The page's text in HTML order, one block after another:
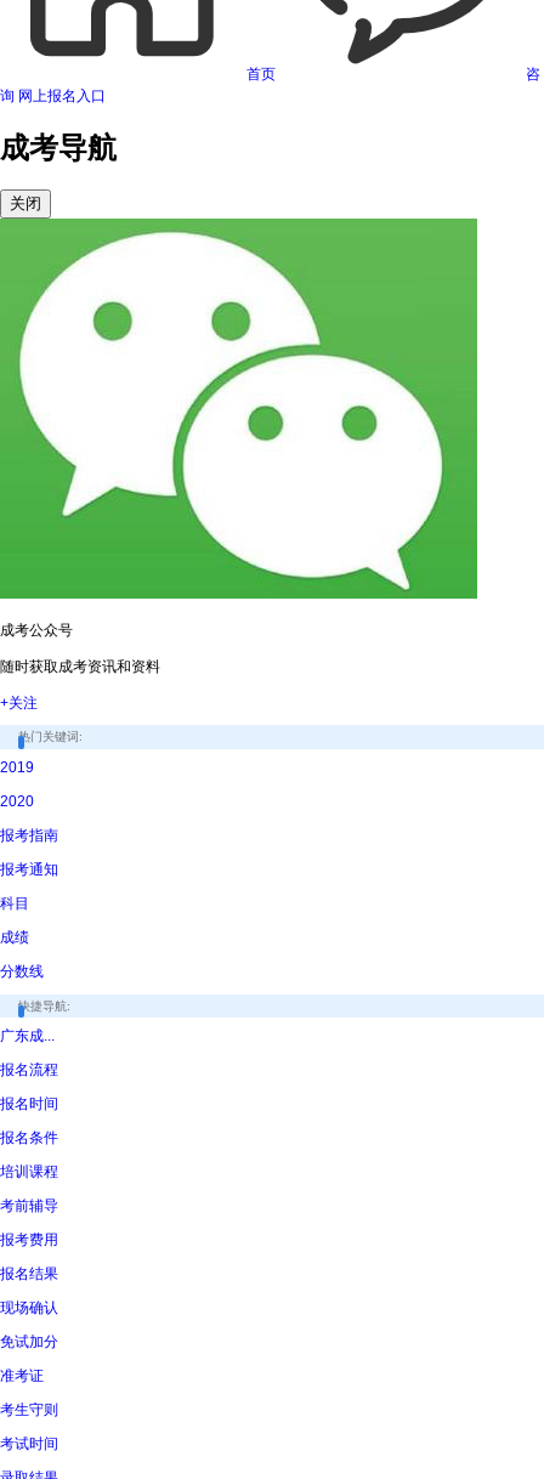
首页
咨
询 网上报名入口
成考导航
关闭
成考公众号
随时获取成考资讯和资料
+关注
热门关键词:
2019
2020
报考指南
报考通知
科目
成绩
分数线
快捷导航:
广东成...
报名流程
报名时间
报名条件
培训课程
考前辅导
报考费用
报名结果
现场确认
免试加分
准考证
考生守则
考试时间